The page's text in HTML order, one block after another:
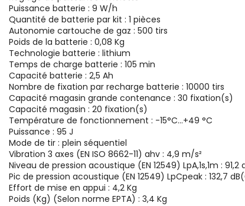
Puissance batterie : 9 W/h
Quantité de batterie par kit : 1 pièces
Autonomie cartouche de gaz : 500 tirs
Poids de la batterie : 0,08 Kg
Technologie batterie : lithium
Temps de charge batterie : 105 min
Capacité batterie : 2,5 Ah
Nombre de fixation par recharge batterie : 10000 tirs
Capacité magasin grande contenance : 30 fixation(s)
Capacité magasin : 20 fixation(s)
Température de fonctionnement : -15°C...+49 °C
Puissance : 95 J
Mode de tir : plein séquentiel
Vibration 3 axes (EN ISO 8662-11) ahv : 4,9 m/s²
Niveau de pression acoustique (EN 12549) LpA,1s,1m : 91,2
Pic de pression acoustique (EN 12549) LpCpeak : 132,7
Effort de mise en appui : 4,2 Kg
Poids (Kg) (Selon norme EPTA) : 3,4 Kg